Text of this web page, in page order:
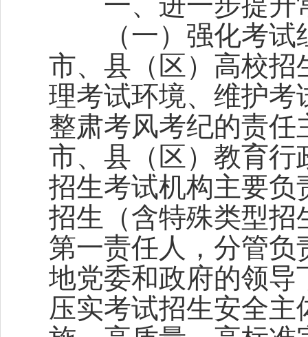
（一）强化考试
市、县（区）高校招
理考试环境、维护考
整肃考风考纪的责
市、县（区）教育行
招生考试机构主要负
招生（含特殊类型招
第一责任人，分管
地党委和政府的领导
压实考试招生安全